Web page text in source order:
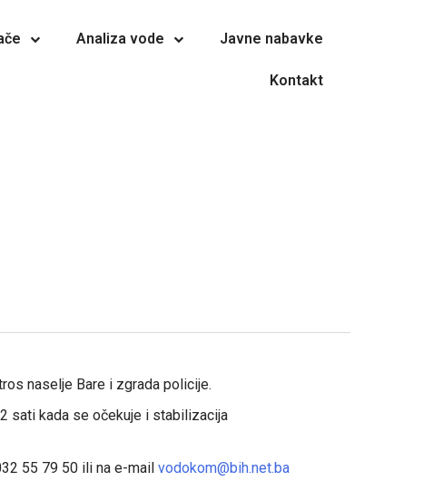
Analiza vode Javne nabavke
Kontakt
naselje Bare i zgrada policije.
sati kada se očekuje i stabilizacija
55 79 50 ili na e-mail vodokom@bih.net.ba